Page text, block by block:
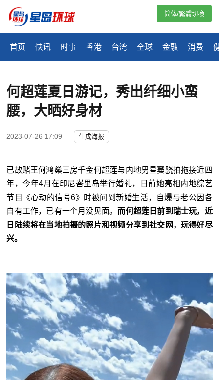
首页 快讯 时事 香港 台湾 全球 金融 消费
简体/繁體切換
何超莲夏日游记，秀出纤细小蛮
腰，大晒好身材
2023-07-26 17:09 生成海报
已故赌王何鸿燊三房千金何超莲与内地男星窦骁拍拖接近四
年，今年4月在印尼峇里岛举行婚礼，日前她亮相内地综艺
节目《心动的信号6》时被问到新婚生活，自爆与老公因各
自有工作，已有一个月没见面。 而何超莲日前到瑞士玩，近
日陆续将在当地拍摄的照片和视频分享到社交网，玩得好尽
兴。